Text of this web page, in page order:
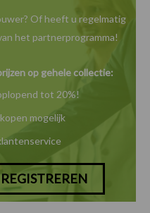
Of heeft u regelmatig
het partnerprogramma!
op gehele collectie:
tot 20%!
mogelijk
REGISTREREN